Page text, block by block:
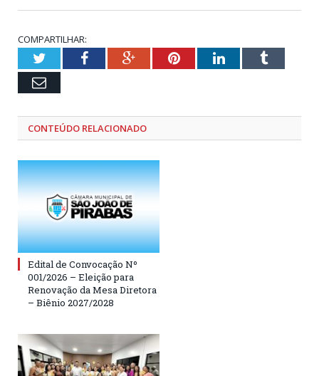
COMPARTILHAR:
TwitterFacebookGoogle+PinterestLinkedInTumblr
Email
CONTEÚDO RELACIONADO
Edital de Convocação Nº
001/2026 – Eleição para
Renovação da Mesa Diretora
– Biênio 2027/2028